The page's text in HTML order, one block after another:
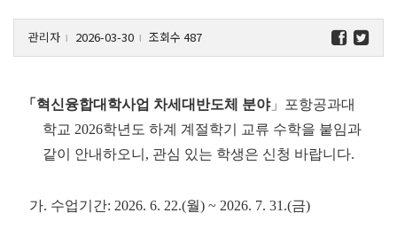
관리자 l 2026-03-30 l 조회수 487
「혁신융합대학사업 차세대반도체 분야」포항공과대
학교 2026학년도 하계 계절학기 교류 수학을 붙임과
같이 안내하오니, 관심 있는 학생은 신청 바랍니다.
가. 수업기간: 2026. 6. 22.(월) ~ 2026. 7. 31.(금)